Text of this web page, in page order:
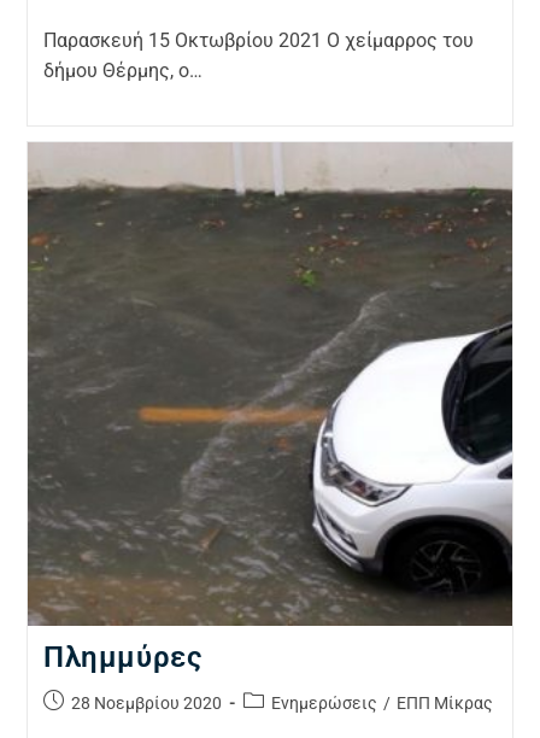
Παρασκευή 15 Οκτωβρίου 2021 Ο χείμαρρος του
δήμου Θέρμης, ο…
Πλημμύρες
28 Νοεμβρίου 2020 Ενημερώσεις / ΕΠΠ Μίκρας